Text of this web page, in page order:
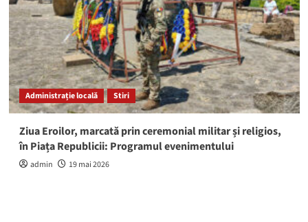
Administrație locală Stiri
Ziua Eroilor, marcată prin ceremonial militar și religios,
în Piața Republicii: Programul evenimentului
admin 19 mai 2026